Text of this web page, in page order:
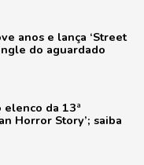
anos e lança ‘Street
do aguardado
da 13ª
Horror Story’; saiba